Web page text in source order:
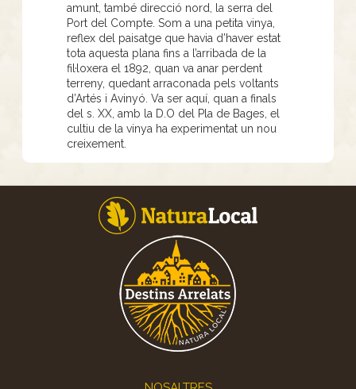
amunt, també direcció nord, la serra del
Port del Compte. Som a una petita vinya,
reflex del paisatge que havia d’haver estat
tota aquesta plana fins a l’arribada de la
fil·loxera el 1892, quan va anar perdent
terreny, quedant arraconada pels voltants
d’Artés i Avinyó. Va ser aquí, quan a finals
del s. XX, amb la D.O del Pla de Bages, el
cultiu de la vinya ha experimentat un nou
creixement.